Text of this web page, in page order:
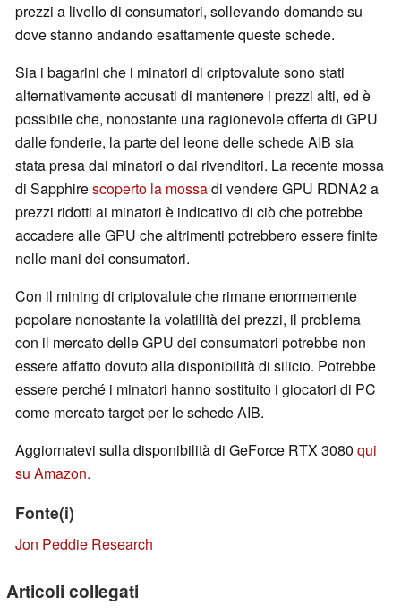
prezzi a livello di consumatori, sollevando domande su
dove stanno andando esattamente queste schede.
Sia i bagarini che i minatori di criptovalute sono stati
alternativamente accusati di mantenere i prezzi alti, ed è
possibile che, nonostante una ragionevole offerta di GPU
dalle fonderie, la parte del leone delle schede AIB sia
stata presa dai minatori o dai rivenditori. La recente mossa
di Sapphirescoperto la mossadi vendere GPU RDNA2 a
prezzi ridotti ai minatori è indicativo di ciò che potrebbe
accadere alle GPU che altrimenti potrebbero essere finite
nelle mani dei consumatori.
Con il mining di criptovalute che rimane enormemente
popolare nonostante la volatilità dei prezzi, il problema
con il mercato delle GPU dei consumatori potrebbe non
essere affatto dovuto alla disponibilità di silicio. Potrebbe
essere perché i minatori hanno sostituito i giocatori di PC
come mercato target per le schede AIB.
Aggiornatevi sulla disponibilità di GeForce RTX 3080 qui
su Amazon.
Fonte(i)
Jon Peddie Research
Articoli collegati